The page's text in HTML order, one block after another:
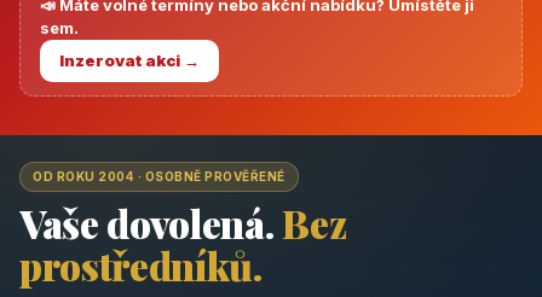
📣 Máte volné termíny nebo akční nabídku? Umístěte ji
sem.
Inzerovat akci →
OD ROKU 2004 · OSOBNĚ PROVĚŘENÉ
Vaše dovolená.Bez
prostředníků.